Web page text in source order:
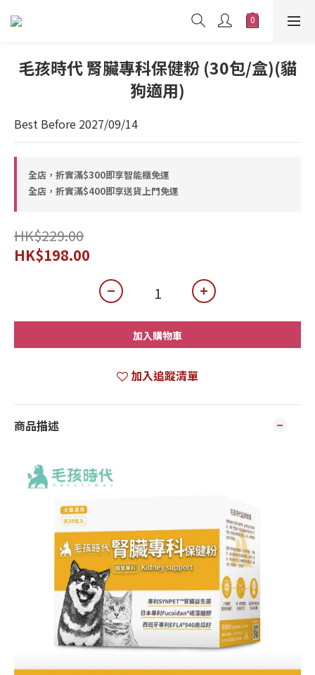
毛孩時代 腎臟專科保健粉 (30包/盒)(貓
狗適用)
Best Before 2027/09/14
全店，折實滿$300即享智能櫃免運
全店，折實滿$400即享送貨上門免運
HK$229.00
HK$198.00
加入購物車
加入追蹤清單
商品描述